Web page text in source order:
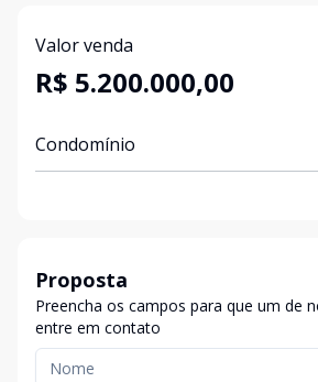
Valor venda
R$ 5.200.000,00
Condomínio
Proposta
Preencha os campos para que um de
entre em contato